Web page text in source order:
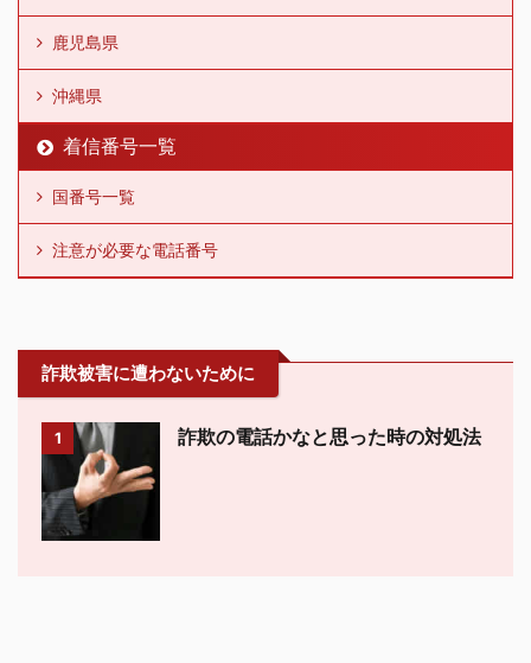
鹿児島県
沖縄県
着信番号一覧
国番号一覧
注意が必要な電話番号
詐欺被害に遭わないために
1 詐欺の電話かなと思った時の対処法